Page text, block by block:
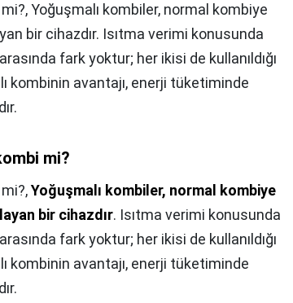
Yoğuşmalı kombiler, normal kombiye
bir cihazdır. Isıtma verimi konusunda
fark yoktur; her ikisi de kullanıldığı
kombinin avantajı, enerji tüketiminde
mi?
Yoğuşmalı kombiler, normal kombiye
bir cihazdır. Isıtma verimi konusunda
fark yoktur; her ikisi de kullanıldığı
kombinin avantajı, enerji tüketiminde